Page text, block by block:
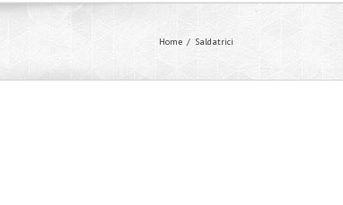
Home / Saldatrici